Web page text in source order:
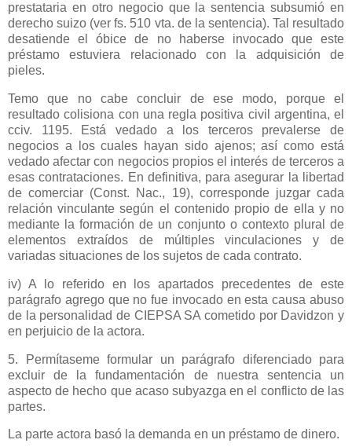
prestataria en otro negocio que la sentencia subsumió en
derecho suizo (ver fs. 510 vta. de la sentencia). Tal resultado
desatiende el óbice de no haberse invocado que este
préstamo estuviera relacionado con la adquisición de
pieles.
Temo que no cabe concluir de ese modo, porque el
resultado colisiona con una regla positiva civil argentina, el
cciv. 1195. Está vedado a los terceros prevalerse de
negocios a los cuales hayan sido ajenos; así como está
vedado afectar con negocios propios el interés de terceros a
esas contrataciones. En definitiva, para asegurar la libertad
de comerciar (Const. Nac., 19), corresponde juzgar cada
relación vinculante según el contenido propio de ella y no
mediante la formación de un conjunto o contexto plural de
elementos extraídos de múltiples vinculaciones y de
variadas situaciones de los sujetos de cada contrato.
iv) A lo referido en los apartados precedentes de este
parágrafo agrego que no fue invocado en esta causa abuso
de la personalidad de CIEPSA SA cometido por Davidzon y
en perjuicio de la actora.
5. Permítaseme formular un parágrafo diferenciado para
excluir de la fundamentación de nuestra sentencia un
aspecto de hecho que acaso subyazga en el conflicto de las
partes.
La parte actora basó la demanda en un préstamo de dinero.